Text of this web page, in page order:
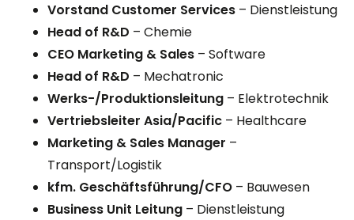
Vorstand Customer Services – Dienstleistung
Head of R&D – Chemie
CEO Marketing & Sales – Software
Head of R&D – Mechatronic
Werks-/Produktionsleitung – Elektrotechnik
Vertriebsleiter Asia/Pacific – Healthcare
Marketing & Sales Manager –
Transport/Logistik
kfm. Geschäftsführung/CFO – Bauwesen
Business Unit Leitung – Dienstleistung